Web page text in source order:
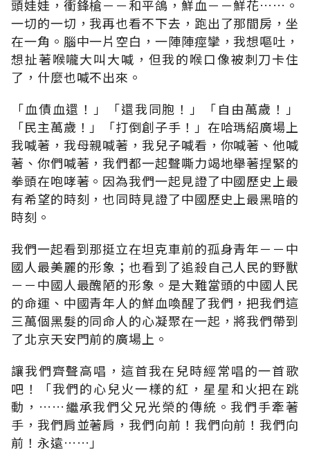
頭娃娃，衝鋒槍－－和平鴿，鮮血－－鮮花……。
一切的一切，我再也看不下去，跑出了那間房，坐
在一角。腦中一片空白，一陣陣痙攣，我想嘔吐，
想扯著喉嚨大叫大喊，但我的喉口像被刺刀卡住
了，什麼也喊不出來。
「血債血還！」「還我同胞！」「自由萬歲！」
「民主萬歲！」「打倒創子手！」在哈瑪紹廣場上
我喊著，我母親喊著，我兒子喊看，你喊著、他喊
著、你們喊著，我們都一起聲嘶力竭地舉著捏緊的
拳頭在咆哮著。因為我們一起見證了中國歷史上最
有希望的時刻，也同時見證了中國歷史上最黑暗的
時刻。
我們一起看到那挺立在坦克車前的孤身青年－－中
國人最美麗的形象；也看到了追殺自己人民的野獸
－－中國人最醜陋的形象。是大難當頭的中國人民
的命運、中國青年人的鮮血喚醒了我們，把我們這
三萬個黑髮的同命人的心凝聚在一起，將我們帶到
了北京天安門前的廣場上。
讓我們齊聲高唱，這首我在兒時經常唱的一首歌
吧！「我們的心兒火一樣的紅，星星和火把在跳
動，……繼承我們父兄光榮的傳統。我們手牽著
手，我們肩並著肩，我們向前！我們向前！我們向
前！永遠……」